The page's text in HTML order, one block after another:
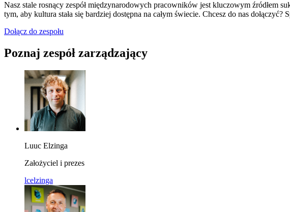
Nasz stale rosnący zespół międzynarodowych pracowników jest kluczowym źródłem
tym, aby kultura stała się bardziej dostępna na całym świecie. Chcesz do nas dołączyć?
Dołącz do zespołu
Poznaj zespół zarządzający
Luuc Elzinga
Założyciel i prezes
lcelzinga